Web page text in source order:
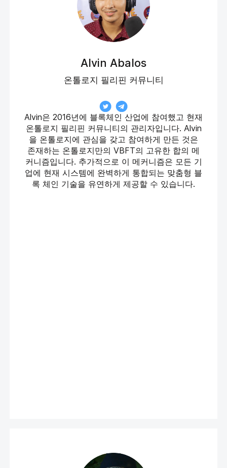
Alvin Abalos
온톨로지 필리핀 커뮤니티
Alvin은 2016년에 블록체인 산업에 참여했고 현재
온톨로지 필리핀 커뮤니티의 관리자입니다. Alvin
을 온톨로지에 관심을 갖고 참여하게 만든 것은
존재하는 온톨로지만의 VBFT의 고유한 합의 메
커니즘입니다. 추가적으로 이 메커니즘은 모든 기
업에 현재 시스템에 완벽하게 통합되는 맞춤형 블
록 체인 기술을 유연하게 제공할 수 있습니다.